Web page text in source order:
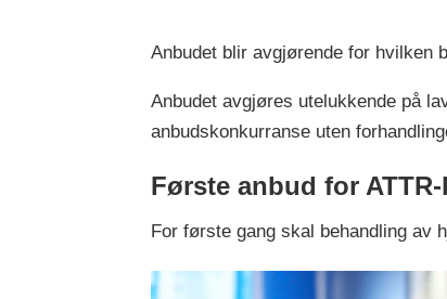
Anbudet blir avgjørende for hvilken
Anbudet avgjøres utelukkende på
anbudskonkurranse uten
Første anbud for
For første gang skal behandling av